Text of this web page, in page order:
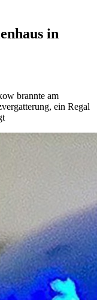
in
brannte am
ein Regal